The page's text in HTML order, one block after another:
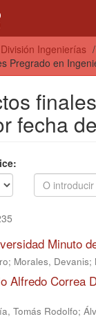
División Ingenierías
Pregrado en
fecha
Minuto
; Morales, Devanis;
Alfredo Correa
Tomás Rodolfo;